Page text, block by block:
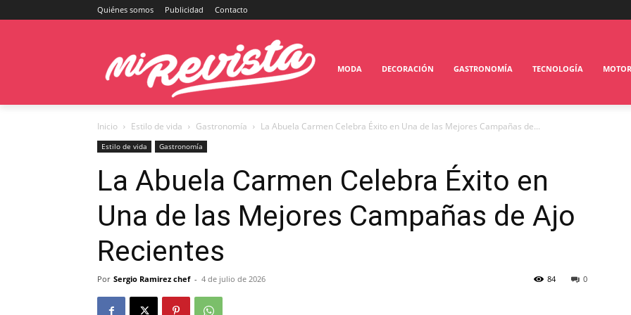
Quiénes somos Publicidad Contacto
MODA DECORACIÓN GASTRONOMÍA TECNOLOGÍA MOTOR
Inicio Estilo de vida Gastronomía La Abuela Carmen Celebra Éxito en Una de las Mejores Campañas de...
Estilo de vida Gastronomía
La Abuela Carmen Celebra Éxito en
Una de las Mejores Campañas de Ajo
Recientes
Por Sergio Ramirez chef - 4 de julio de 2026 0
84